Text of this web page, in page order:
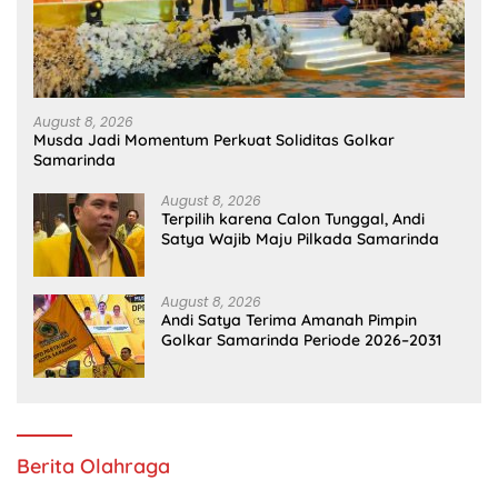
August 8, 2026
Musda Jadi Momentum Perkuat Soliditas Golkar
Samarinda
August 8, 2026
Terpilih karena Calon Tunggal, Andi
Satya Wajib Maju Pilkada Samarinda
August 8, 2026
Andi Satya Terima Amanah Pimpin
Golkar Samarinda Periode 2026–2031
Berita Olahraga